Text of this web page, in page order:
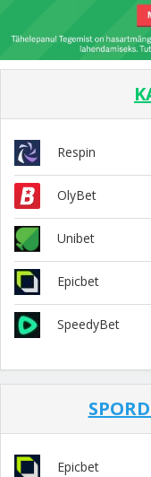
Respin
OlyBet
Unibet
Epicbet
SpeedyBet
Epicbet